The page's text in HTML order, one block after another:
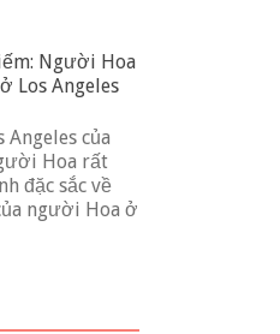
Người Hoa
Los Angeles
Angeles của
Hoa rất
đặc sắc về
người Hoa ở